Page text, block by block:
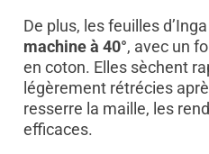
De plus, les feuilles
machine à 40°, avec un
en coton. Elles sèchent
légèrement rétrécies
resserre la maille, les
efficaces.